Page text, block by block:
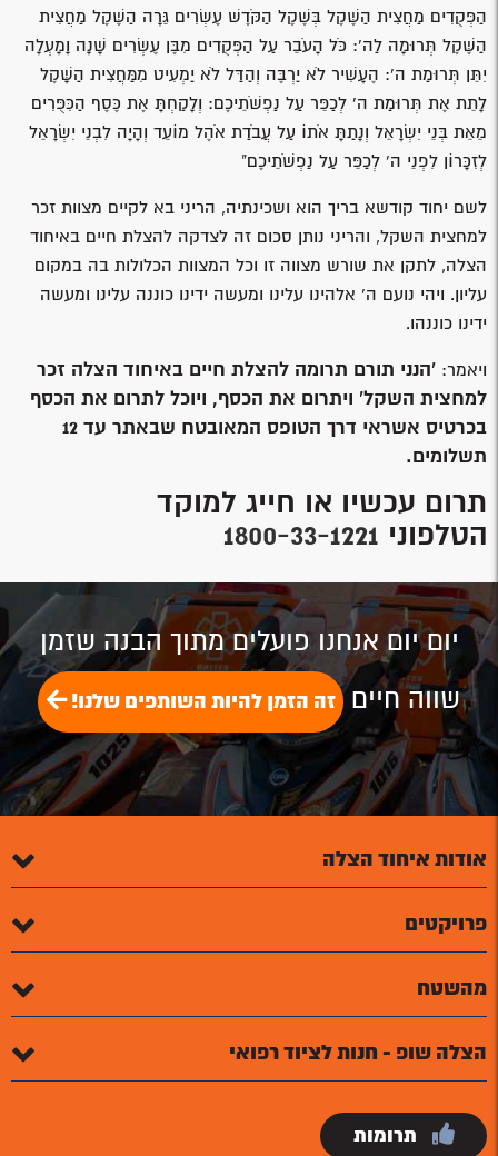
הַפְּקֻדִים מַחֲצִית הַשֶּׁקֶל בְּשֶׁקֶל הַקֹּדֶשׁ עֶשְׂרִים גֵּרָה הַשֶּׁקֶל מַחֲצִית
הַשֶּׁקֶל תְּרוּמָה לַה': כֹּל הָעֹבֵר עַל הַפְּקֻדִים מִבֶּן עֶשְׂרִים שָׁנָה וָמָעְלָה
יִתֵּן תְּרוּמַת ה': הֶעָשִׁיר לֹא יַרְבֶּה וְהַדַּל לֹא יַמְעִיט מִמַּחֲצִית הַשָּׁקֶל
לָתֵת אֶת תְּרוּמַת ה' לְכַפֵּר עַל נַפְשֹׁתֵיכֶם: וְלָקַחְתָּ אֶת כֶּסֶף הַכִּפֻּרִים
מֵאֵת בְּנֵי יִשְׂרָאֵל וְנָתַתָּ אֹתוֹ עַל עֲבֹדַת אֹהֶל מוֹעֵד וְהָיָה לִבְנֵי יִשְׂרָאֵל
לְזִכָּרוֹן לִפְנֵי ה' לְכַפֵּר עַל נַפְשֹׁתֵיכֶם"
לשם יחוד קודשא בריך הוא ושכינתיה, הריני בא לקיים מצוות זכר
למחצית השקל, והריני נותן סכום זה לצדקה להצלת חיים באיחוד
הצלה, לתקן את שורש מצווה זו וכל המצוות הכלולות בה במקום
עליון. ויהי נועם ה’ אלהינו עלינו ומעשה ידינו כוננה עלינו ומעשה
ידינו כוננהו.
ויאמר: 'הנני תורם תרומה להצלת חיים באיחוד הצלה זכר
למחצית השקל' ויתרום את הכסף, ויוכל לתרום את הכסף
בכרטיס אשראי דרך הטופס המאובטח שבאתר עד 12
תשלומים.
תרום עכשיו או חייג למוקד
הטלפוני 1800-33-1221
יום יום אנחנו פועלים מתוך הבנה שזמן
שווה חיים זה הזמן להיות השותפים שלנו!
אודות איחוד הצלה
פרויקטים
מהשטח
הצלה שופ - חנות לציוד רפואי
תרומות